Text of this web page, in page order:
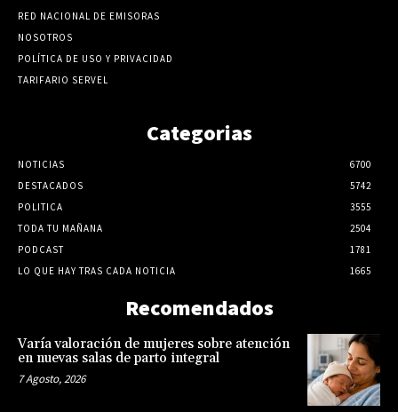
RED NACIONAL DE EMISORAS
NOSOTROS
POLÍTICA DE USO Y PRIVACIDAD
TARIFARIO SERVEL
Categorias
NOTICIAS
6700
DESTACADOS
5742
POLITICA
3555
TODA TU MAÑANA
2504
PODCAST
1781
LO QUE HAY TRAS CADA NOTICIA
1665
Recomendados
Varía valoración de mujeres sobre atención
en nuevas salas de parto integral
7 Agosto, 2026